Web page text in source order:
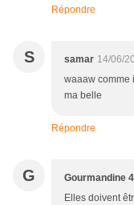
Répondre
S samar 14/06/
waaaw comme
ma belle
Répondre
G Gourmandine
Elles doivent